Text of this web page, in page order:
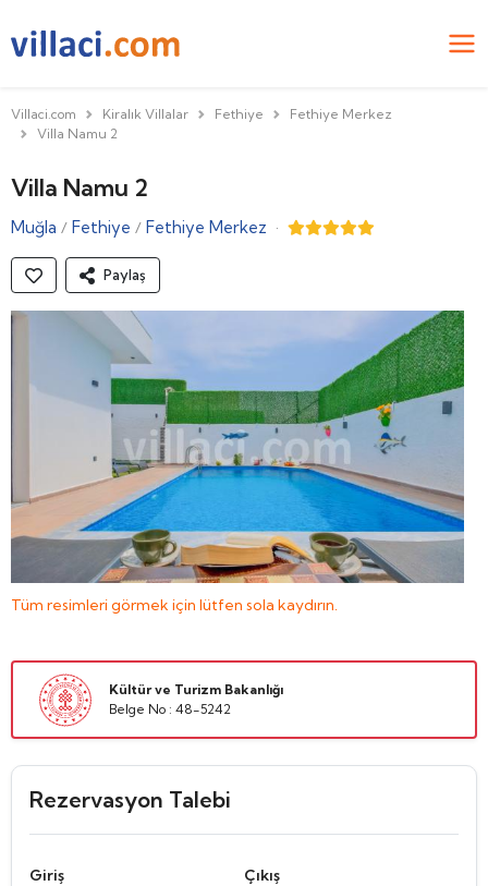
Villaci.com Kiralık Villalar Fethiye
Fethiye Merkez
Villa Namu 2
Villa Namu 2
Muğla / Fethiye / Fethiye Merkez ·
Paylaş
Tüm resimleri görmek için lütfen sola kaydırın.
Kültür ve Turizm Bakanlığı
Belge No : 48-5242
Rezervasyon Talebi
Giriş Çıkış